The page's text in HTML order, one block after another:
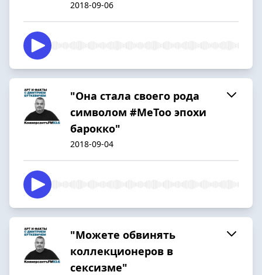
2018-09-06
"Она стала своего рода
символом #MeToo эпохи
барокко"
2018-09-04
"Можете обвинять
коллекционеров в
сексизме"